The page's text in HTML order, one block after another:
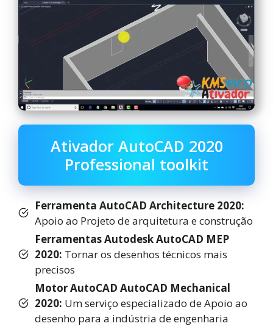
Ativador AutoCAD 2020
Professional toolkit
Ferramenta AutoCAD Architecture 2020:
Apoio ao Projeto de arquitetura e construção
Ferramentas Autodesk AutoCAD MEP
2020: Tornar os desenhos técnicos mais
precisos
Motor AutoCAD AutoCAD Mechanical
2020: Um serviço especializado de Apoio ao
desenho para a indústria de engenharia